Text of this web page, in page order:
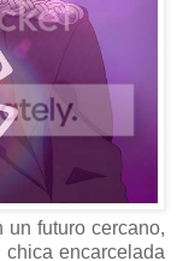
futuro cercano,
encarcelada